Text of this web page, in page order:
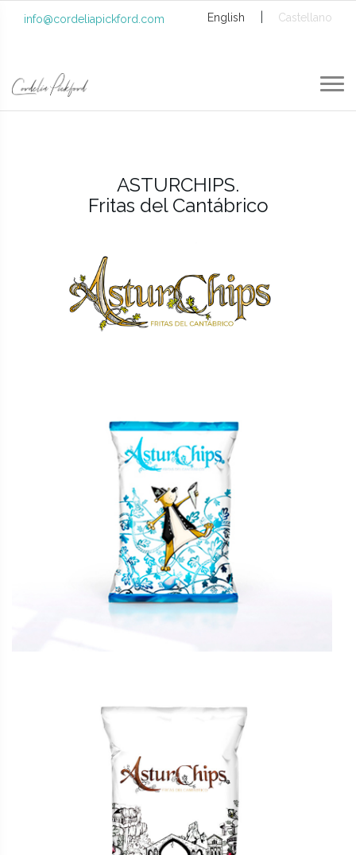
info@cordeliapickford.com English Castellano
ASTURCHIPS.
Fritas del Cantábrico